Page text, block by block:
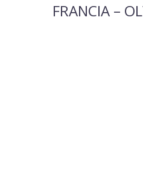
FRANCIA –